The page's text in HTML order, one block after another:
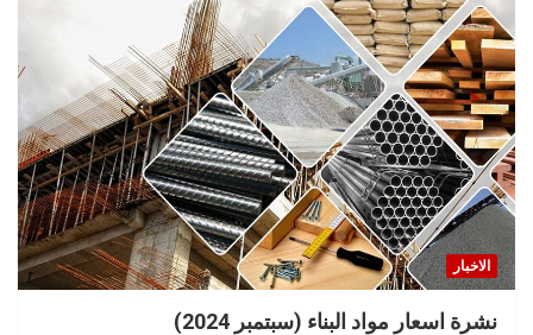
الاخبار
نشرة اسعار مواد البناء (سبتمبر 2024)